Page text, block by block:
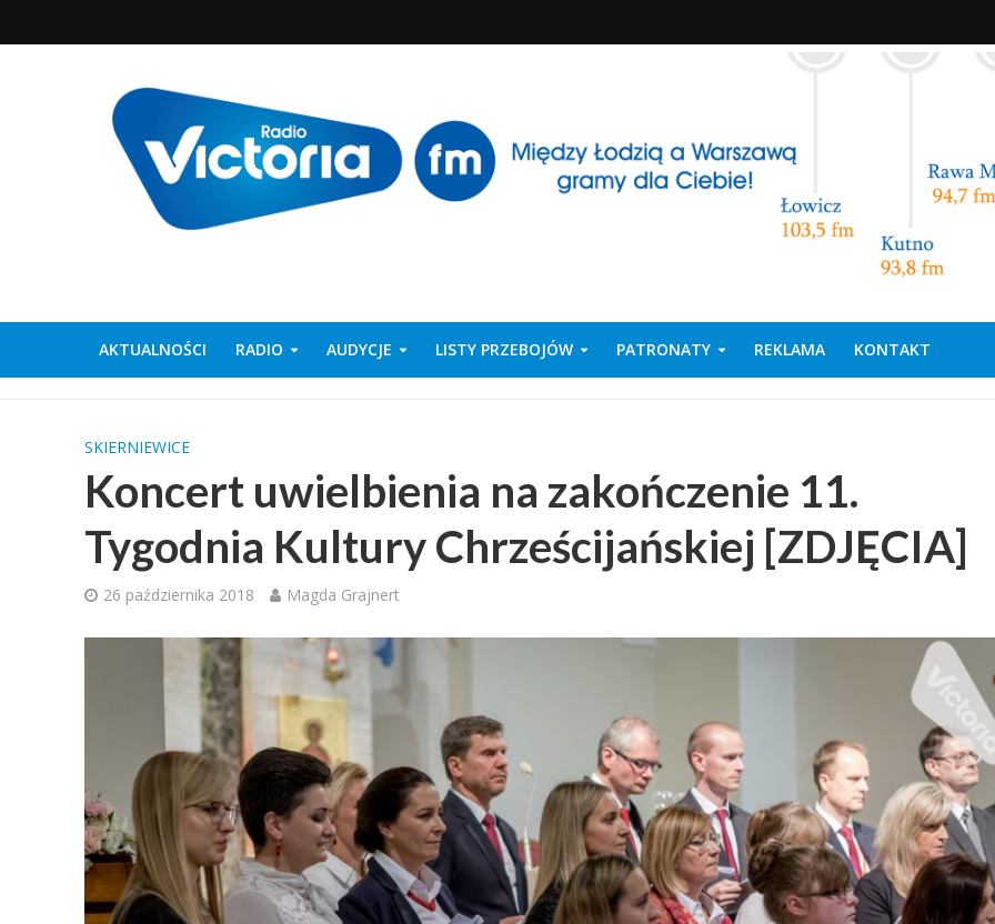
AKTUALNOŚCI RADIO AUDYCJE LISTY PRZEBOJÓW PATRONATY REKLAMA KONTAKT
SKIERNIEWICE
Koncert uwielbienia na zakończenie 11.
Tygodnia Kultury Chrześcijańskiej [ZDJĘCIA]
26 października 2018 Magda Grajnert